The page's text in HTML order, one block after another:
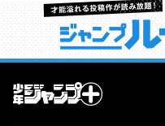
才能溢れる投稿作が